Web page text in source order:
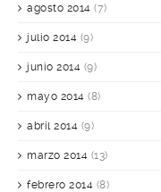
agosto 2014 (7)
julio 2014 (9)
junio 2014 (9)
mayo 2014 (8)
abril 2014 (9)
marzo 2014 (13)
febrero 2014 (8)